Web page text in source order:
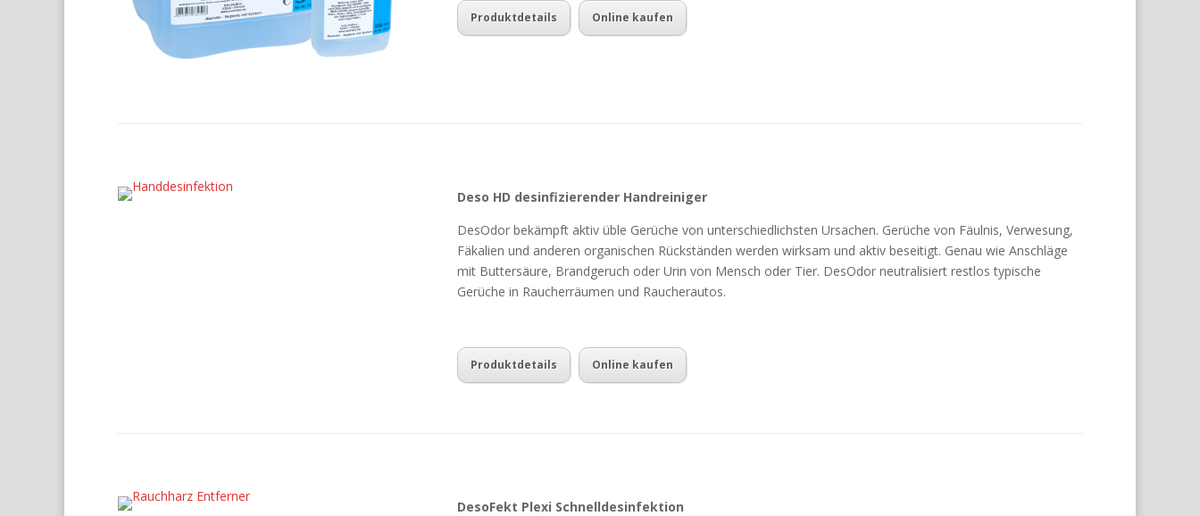
Produktdetails Online kaufen
Deso HD desinfizierender Handreiniger
DesOdor bekämpft aktiv üble Gerüche von unterschiedlichsten Ursachen. Gerüche von Fäulnis, Verwesung,
Fäkalien und anderen organischen Rückständen werden wirksam und aktiv beseitigt. Genau wie Anschläge
mit Buttersäure, Brandgeruch oder Urin von Mensch oder Tier. DesOdor neutralisiert restlos typische
Gerüche in Raucherräumen und Raucherautos.
Produktdetails Online kaufen
DesoFekt Plexi Schnelldesinfektion